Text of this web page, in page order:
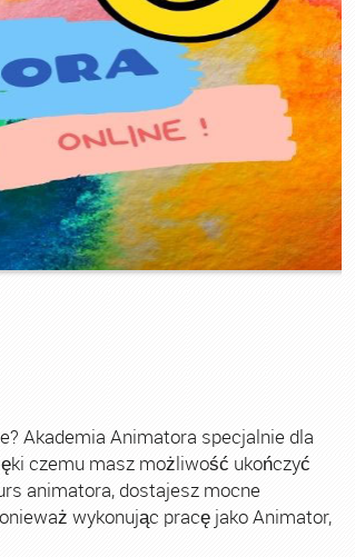
Akademia Animatora specjalnie dla
czemu masz możliwość ukończyć
animatora, dostajesz mocne
wykonując pracę jako Animator,